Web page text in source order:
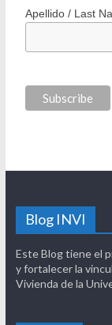
Apellido / Last
Blog INVI
Este Blog tiene el
y fortalecer la
Vivienda de la